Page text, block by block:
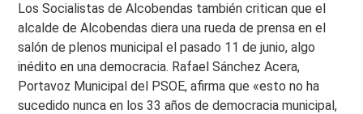
Los Socialistas de Alcobendas también critican que el
alcalde de Alcobendas diera una rueda de prensa en el
salón de plenos municipal el pasado 11 de junio, algo
inédito en una democracia. Rafael Sánchez Acera,
Portavoz Municipal del PSOE, afirma que «esto no ha
sucedido nunca en los 33 años de democracia municipal,